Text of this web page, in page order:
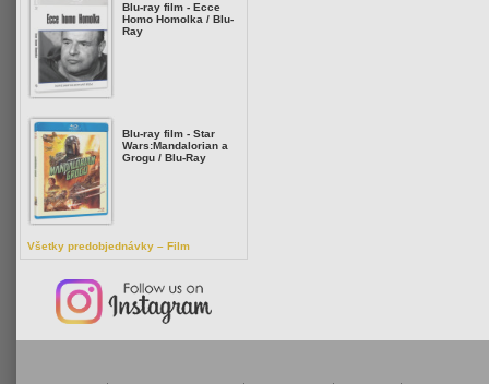
Blu-ray film - Ecce
Homo Homolka / Blu-
Ray
Blu-ray film - Star
Wars:Mandalorian a
Grogu / Blu-Ray
Všetky predobjednávky – Film